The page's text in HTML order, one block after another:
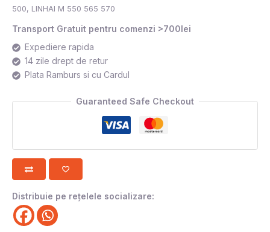
500, LINHAI M 550 565 570
Transport Gratuit pentru comenzi >700lei
Expediere rapida
14 zile drept de retur
Plata Ramburs si cu Cardul
Guaranteed Safe Checkout
Distribuie pe rețelele socializare: